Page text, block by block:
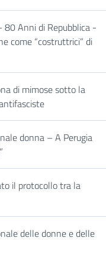
Anni di Repubblica -
come “costruttrici” di
di mimose sotto la
donna – A Perugia
il protocollo tra la
delle donne e delle